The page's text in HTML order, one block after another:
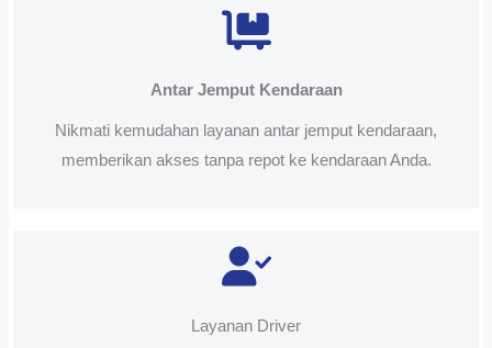
Antar Jemput Kendaraan
Nikmati kemudahan layanan antar jemput kendaraan,
memberikan akses tanpa repot ke kendaraan Anda.
Layanan Driver